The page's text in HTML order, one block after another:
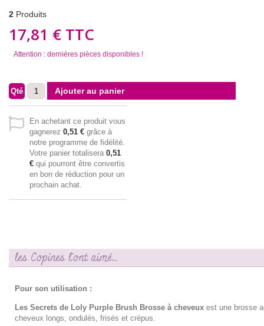
2 Produits
17,81 € TTC
Attention : dernières pièces disponibles !
Qté Ajouter au panier
En achetant ce produit vous
gagnerez 0,51 € grâce à
notre programme de fidélité.
Votre panier totalisera 0,51
€ qui pourront être convertis
en bon de réduction pour un
prochain achat.
les Copines l'ont aimé...
Pour son utilisation :
Les Secrets de Loly Purple Brush Brosse à cheveux est une brosse
cheveux longs, ondulés, frisés et crépus.